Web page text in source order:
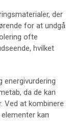
der
for at undgå
ofte
hvilket
energivurdering
da de kan
Ved at kombinere
kan